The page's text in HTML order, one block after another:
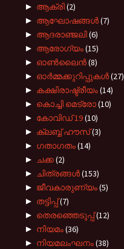
► ആക്രി(2)
► ആഘോഷങ്ങൾ(7)
► ആദരാഞ്ജലി(6)
► ആരോഗ്യം(15)
► ഓൺലൈൻ(8)
► ഓർമ്മക്കുറിപ്പുകൾ(27)
► കക്ഷിരാഷ്ട്രീയം(14)
► കൊച്ചി മെട്രോ(10)
► കോവിഡ് 19(10)
► ക്ലബ്ബ് ഹൗസ്(3)
► ഗതാഗതം(14)
► ചക്ക(2)
► ചിത്രങ്ങൾ(153)
► ജീവകാരുണ്യം(5)
► തട്ടിപ്പ്(7)
► തെരഞ്ഞെടുപ്പ്(12)
► നിയമം(36)
► നിയമലംഘനം(38)